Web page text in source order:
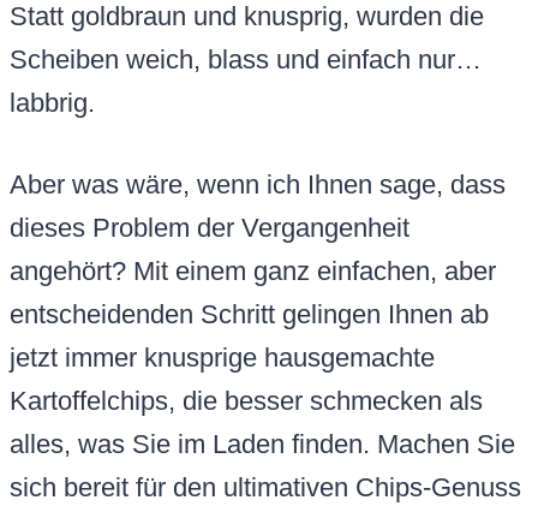
Statt goldbraun und knusprig, wurden die
Scheiben weich, blass und einfach nur…
labbrig.
Aber was wäre, wenn ich Ihnen sage, dass
dieses Problem der Vergangenheit
angehört? Mit einem ganz einfachen, aber
entscheidenden Schritt gelingen Ihnen ab
jetzt immer knusprige hausgemachte
Kartoffelchips, die besser schmecken als
alles, was Sie im Laden finden. Machen Sie
sich bereit für den ultimativen Chips-Genuss